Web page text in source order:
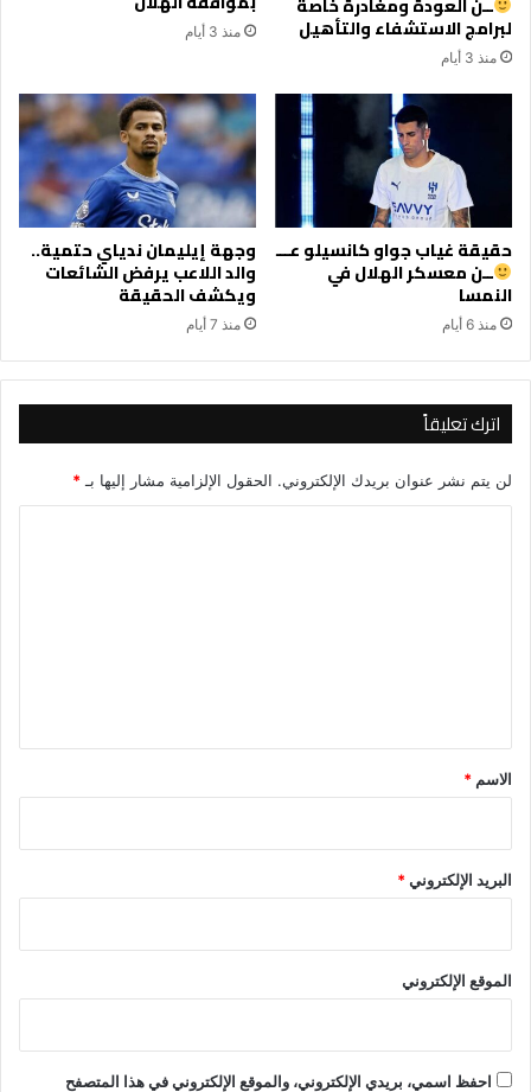
لبرامج الاستشفاء والتأهيل
منذ 3 أيام
منذ 3 أيام
حقيقة غياب جواو كانسيلو عـــ
ــن معسكر الهلال في
النمسا
منذ 6 أيام
وجهة إيليمان ندياي حتمية..
والد اللاعب يرفض الشائعات
ويكشف الحقيقة
منذ 7 أيام
اترك تعليقاً
لن يتم نشر عنوان بريدك الإلكتروني. الحقول الإلزامية مشار إليها بـ *
*
الاسم *
البريد الإلكتروني*
الموقع الإلكتروني
احفظ اسمي، بريدي الإلكتروني، والموقع الإلكتروني في هذا المتصفح